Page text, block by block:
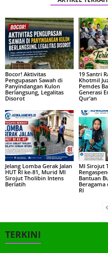
Bocor! Aktivitas
Pengupasan Sawah di
Panyindangan Kulon
Berlangsung, Legalitas
Disorot
19 Santri
Khotmil
Pemdes
Generasi
Qur’an
Jelang Lomba Gerak Jalan
HUT RI ke-81, Murid MI
Sirojut Tholibin Intens
Berlatih
MI Sirojut
Bantuan
Beragama
RI
TERKINI